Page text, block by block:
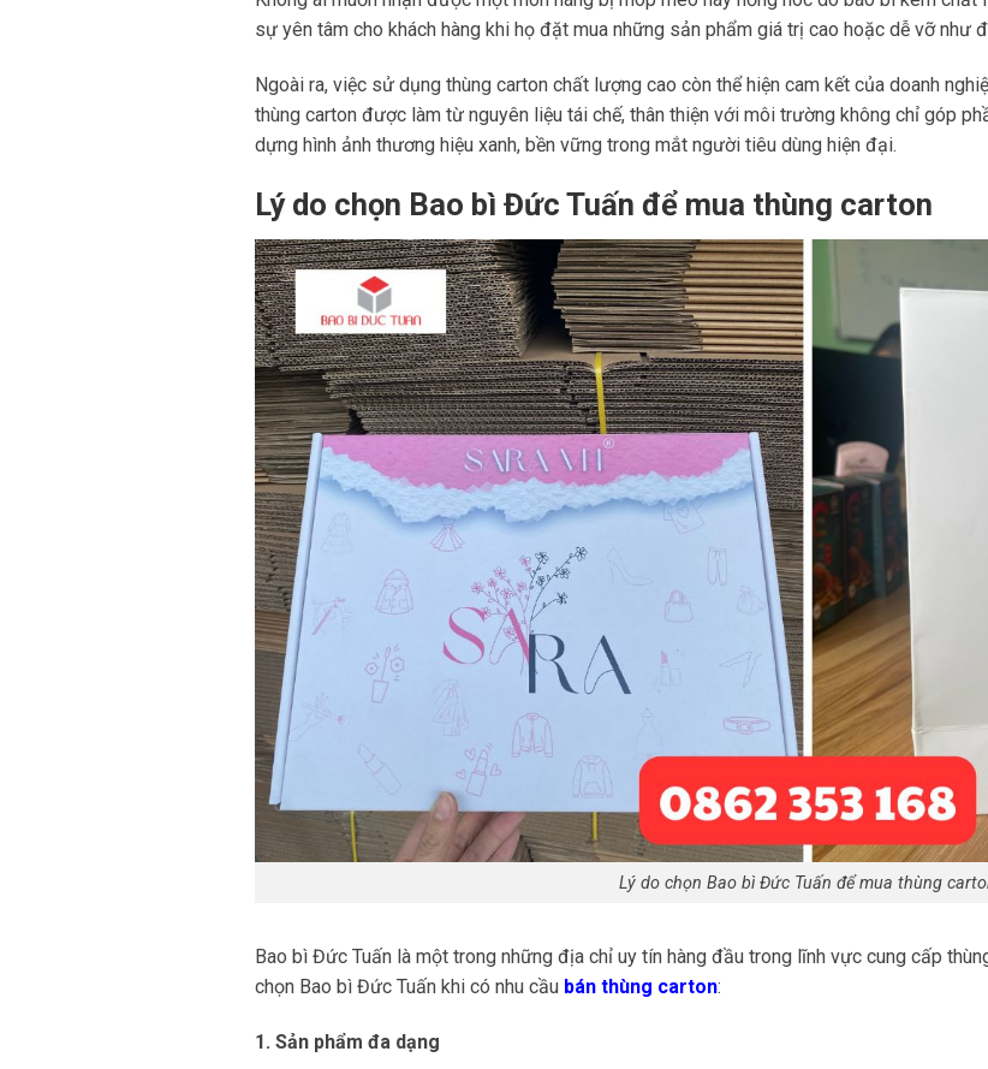
sự yên tâm cho khách hàng khi họ đặt mua những sản phẩm giá trị cao hoặc dễ vỡ như
Ngoài ra, việc sử dụng thùng carton chất lượng cao còn thể hiện cam kết của doanh
thùng carton được làm từ nguyên liệu tái chế, thân thiện với môi trường không chỉ góp
dựng hình ảnh thương hiệu xanh, bền vững trong mắt người tiêu dùng hiện đại.
Lý do chọn Bao bì Đức Tuấn để mua thùng carton
Lý do chọn Bao bì Đức Tuấn để mua thùng
Bao bì Đức Tuấn là một trong những địa chỉ uy tín hàng đầu trong lĩnh vực cung cấp
chọn Bao bì Đức Tuấn khi có nhu cầu bán thùng carton:
1. Sản phẩm đa dạng